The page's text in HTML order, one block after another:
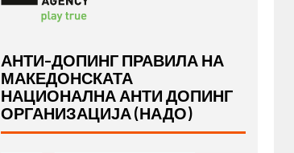
АНТИ-ДОПИНГ ПРАВИЛА НА
МАКЕДОНСКАТА
НАЦИОНАЛНА АНТИ ДОПИНГ
ОРГАНИЗАЦИЈА (НАДО)